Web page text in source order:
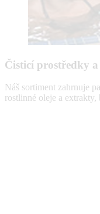
Čisticí prostředky
Náš sortiment zahrnuje
rostlinné oleje a